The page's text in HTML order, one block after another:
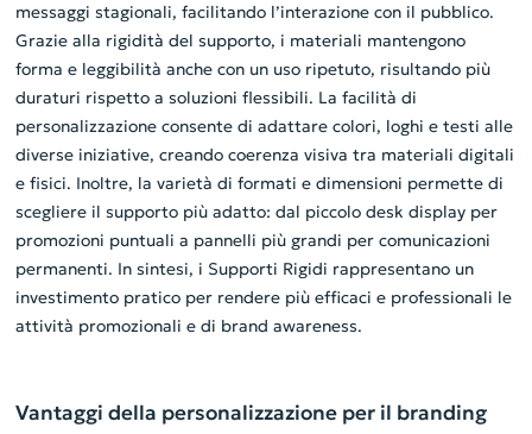
messaggi stagionali, facilitando l’interazione con il pubblico.
Grazie alla rigidità del supporto, i materiali mantengono
forma e leggibilità anche con un uso ripetuto, risultando più
duraturi rispetto a soluzioni flessibili. La facilità di
personalizzazione consente di adattare colori, loghi e testi alle
diverse iniziative, creando coerenza visiva tra materiali digitali
e fisici. Inoltre, la varietà di formati e dimensioni permette di
scegliere il supporto più adatto: dal piccolo desk display per
promozioni puntuali a pannelli più grandi per comunicazioni
permanenti. In sintesi, i Supporti Rigidi rappresentano un
investimento pratico per rendere più efficaci e professionali le
attività promozionali e di brand awareness.
Vantaggi della personalizzazione per il branding